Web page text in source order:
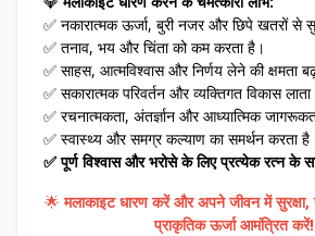
✅ नकारात्मक ऊर्जा, बुरी नजर और छिपे खतरों से
✅ तनाव, भय और चिंता को कम करता है।
✅ साहस, आत्मविश्वास और निर्णय लेने की क्षमता
✅ सकारात्मक परिवर्तन और व्यक्तिगत विकास
✅ रचनात्मकता, अंतर्ज्ञान और आध्यात्मिक
✅ स्वास्थ्य और समग्र कल्याण का समर्थन करता
✅ पूर्ण विश्वास और भरोसे के लिए प्रत्येक रत्न के
🌟मलाकाइट धारण करें और अपने जीवन में सुरक्षा,
प्राकृतिक ऊर्जा आमंत्रित करें!